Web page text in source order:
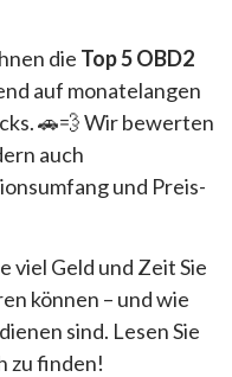
die Top 5 OBD2
auf monatelangen
🚗💨 Wir bewerten
auch
und Preis-
viel Geld und Zeit Sie
können – und wie
sind. Lesen Sie
zu finden!